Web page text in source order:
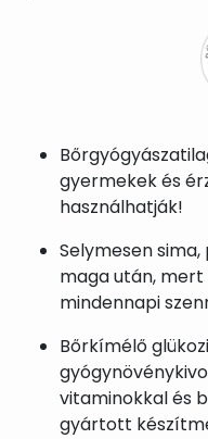
gyermekek és
használhatják!
Selymesen
maga után,
mindennapi
Bőrkímélő
vitaminokkal és
gyártott